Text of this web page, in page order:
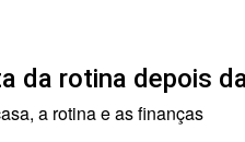
da rotina depois
a rotina e as finanças